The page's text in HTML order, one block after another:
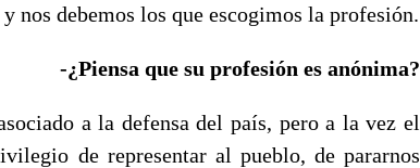
nos debemos los que escogimos la profesión.
-¿Piensa que su profesión es anónima?
a la defensa del país, pero a la vez el
de representar al pueblo, de pararnos